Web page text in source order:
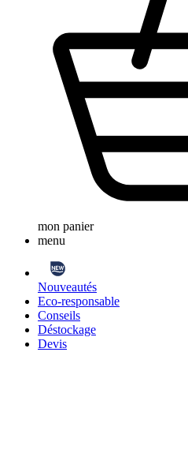
mon panier
menu
Nouveautés
Eco-responsable
Conseils
Déstockage
Devis